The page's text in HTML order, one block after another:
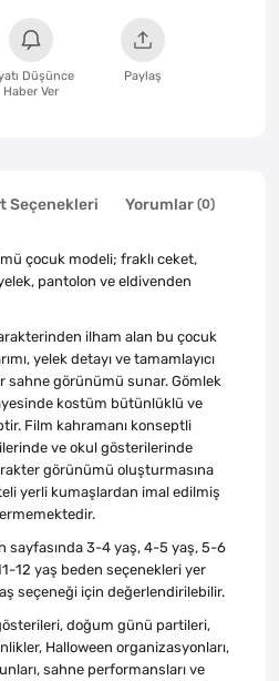
Düşünce
Haber Ver
Paylaş
Seçenekleri Yorumlar (0)
çocuk modeli; fraklı ceket,
pantolon ve eldivenden
ilham alan bu çocuk
yelek detayı ve tamamlayıcı
sahne görünümü sunar. Gömlek
kostüm bütünlüklü ve
Film kahramanı konseptli
ve okul gösterilerinde
görünümü oluşturmasına
yerli kumaşlardan imal edilmiş
sayfasında 3-4 yaş, 4-5 yaş, 5-6
12 yaş beden seçenekleri yer
seçeneği için değerlendirilebilir.
doğum günü partileri,
Halloween organizasyonları,
sahne performansları ve